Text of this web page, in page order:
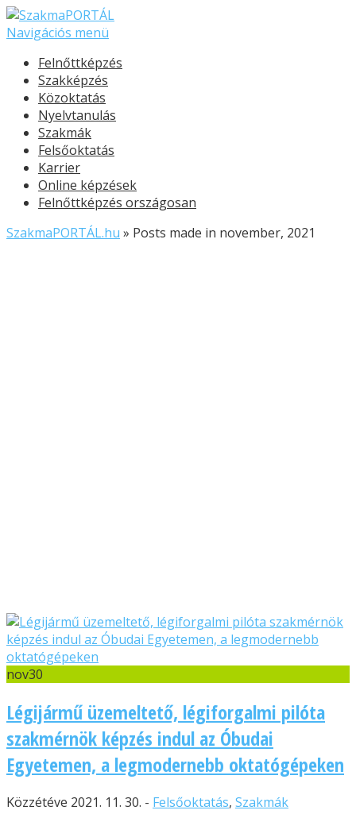
Navigációs menü
Felnőttképzés
Szakképzés
Közoktatás
Nyelvtanulás
Szakmák
Felsőoktatás
Karrier
Online képzések
Felnőttképzés országosan
SzakmaPORTÁL.hu » Posts made in november, 2021
nov30
Légijármű üzemeltető, légiforgalmi pilóta
szakmérnök képzés indul az Óbudai
Egyetemen, a legmodernebb oktatógépeken
Közzétéve 2021. 11. 30. - Felsőoktatás, Szakmák